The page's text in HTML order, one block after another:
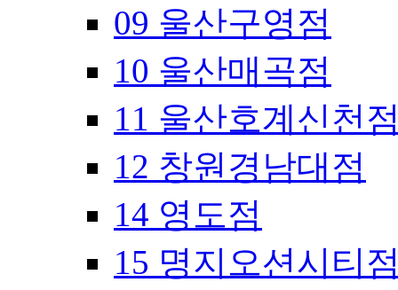
09 울산구영점
10 울산매곡점
11 울산호계신천
12 창원경남대점
14 영도점
15 명지오션시티